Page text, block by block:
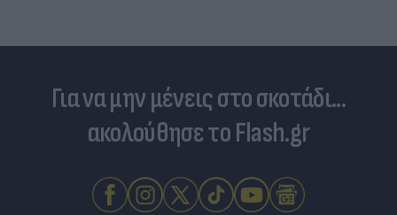
Για να μην μένεις στο σκοτάδι...
ακολούθησε το Flash.gr